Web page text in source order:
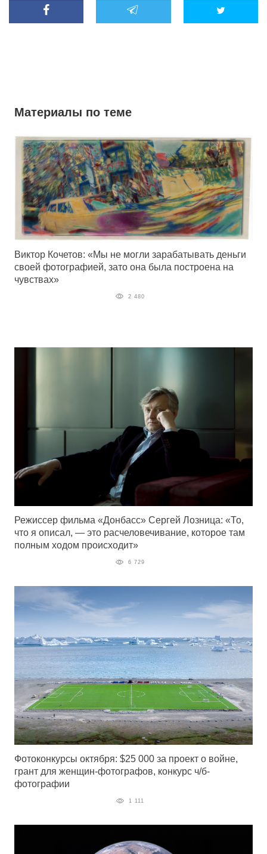
Материалы по теме
Виктор Кочетов: «Мы не могли зарабатывать деньги
своей фотографией, зато она была построена на
чувствах»
2 480
Режиссер фильма «Донбасс» Сергей Лозница: «То,
что я описал, — это расчеловечивание, которое там
полным ходом происходит»
6 729
Фотоконкурсы октября: $25 000 за проект о войне,
грант для женщин-фотографов, конкурс ч/б-
фотографии
1 111